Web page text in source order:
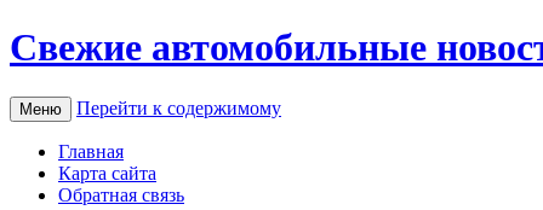
Свежие автомобильные
Меню Перейти к содержимому
Главная
Карта сайта
Обратная связь